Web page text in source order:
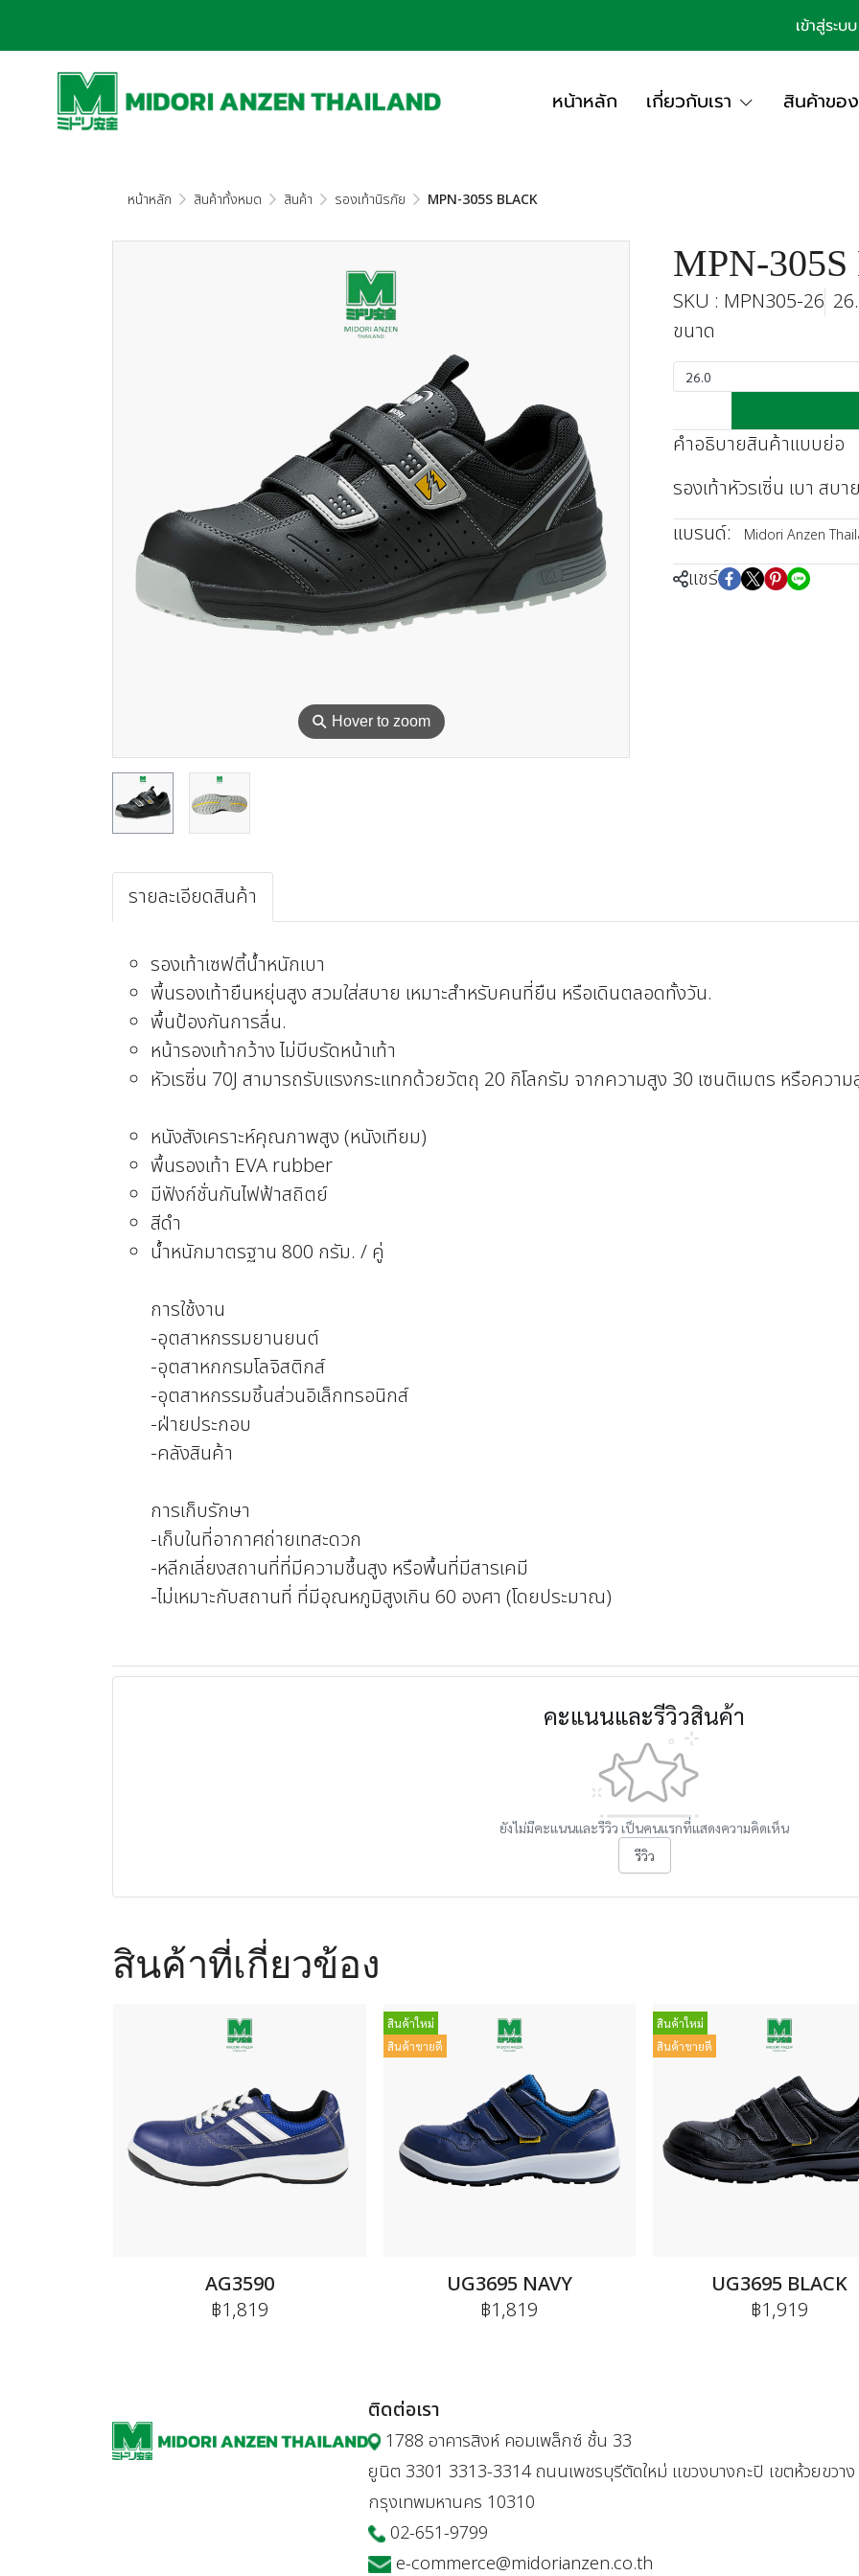
เข้าสู่ระบบ
หน้าหลัก เกี่ยวกับเรา สินค้าของ
หน้าหลัก สินค้าทั้งหมด สินค้า รองเท้านิรภัย MPN-305S BLACK
⚲ Hover to zoom
MPN-
SKU : MPN305-26
ขนาด
26.0
คำอธิบายสินค้าแบบย่อ
รองเท้าหัวรเซิ่น เบา ส
แบรนด์:
Midori Anzen
แชร์
รายละเอียดสินค้า
รองเท้าเซฟตี้น้ำหนักเบา
พื้นรองเท้ายืนหยุ่นสูง สวมใส่สบาย เหมาะสำหรับคนที่ยืน หรือเดินตลอดทั้งวัน.
พื้นป้องกันการลื่น.
หน้ารองเท้ากว้าง ไม่บีบรัดหน้าเท้า
หัวเรซิ่น 70J สามารถรับแรงกระแทกด้วยวัตถุ 20 กิโลกรัม จากความสูง 30 เซนติเมตร หรือความ
หนังสังเคราะห์คุณภาพสูง (หนังเทียม)
พื้นรองเท้า EVA rubber
มีฟังก์ชั่นกันไฟฟ้าสถิตย์
สีดำ
น้ำหนักมาตรฐาน 800 กรัม. / คู่
การใช้งาน
-อุตสาหกรรมยานยนต์
-อุตสาหกกรมโลจิสติกส์
-อุตสาหกรรมชิ้นส่วนอิเล็กทรอนิกส์
-ฝ่ายประกอบ
-คลังสินค้า
การเก็บรักษา
-เก็บในที่อากาศถ่ายเทสะดวก
-หลีกเลี่ยงสถานที่ที่มีความชื้นสูง หรือพื้นที่มีสารเคมี
-ไม่เหมาะกับสถานที่ ที่มีอุณหภูมิสูงเกิน 60 องศา (โดยประมาณ)
คะแนนและรีวิวสินค้า
ยังไม่มีคะแนนและรีวิว เป็นคนแรกที่แสดงความคิดเห็น
รีวิว
สินค้าที่เกี่ยวข้อง
AG3590
฿1,819
สินค้าใหม่
สินค้าขายดี
UG3695 NAVY
฿1,819
สินค้าใหม่
สินค้าขายดี
UG3695 BLACK
฿1,919
ติดต่อเรา
1788 อาคารสิงห์ คอมเพล็กซ์ ชั้น 33
ยูนิต 3301 3313-3314 ถนนเพชรบุรีตัดใหม่ แขวงบางกะปิ เขตห้วยขวาง
กรุงเทพมหานคร 10310
02-651-9799
e-commerce@midorianzen.co.th